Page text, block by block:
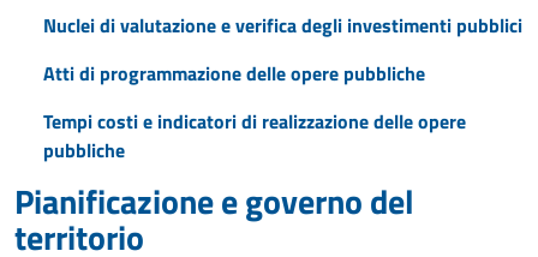
Nuclei di valutazione e verifica degli investimenti pubblici
Atti di programmazione delle opere pubbliche
Tempi costi e indicatori di realizzazione delle opere
pubbliche
Pianificazione e governo del
territorio